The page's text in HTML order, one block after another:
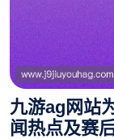
九游ag网站
闻热点及赛